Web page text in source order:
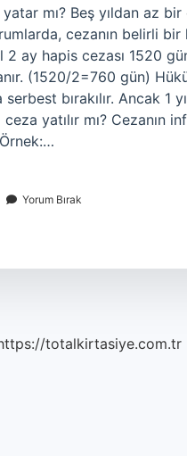
yatar mı? Beş yıldan az
cezanın belirli
2 ay hapis cezası 1520
(1520/2=760 gün)
bırakılır. Ancak 1
yatılır mı? Cezanın
Yorum Bırak
totalkirtasiye.com.tr